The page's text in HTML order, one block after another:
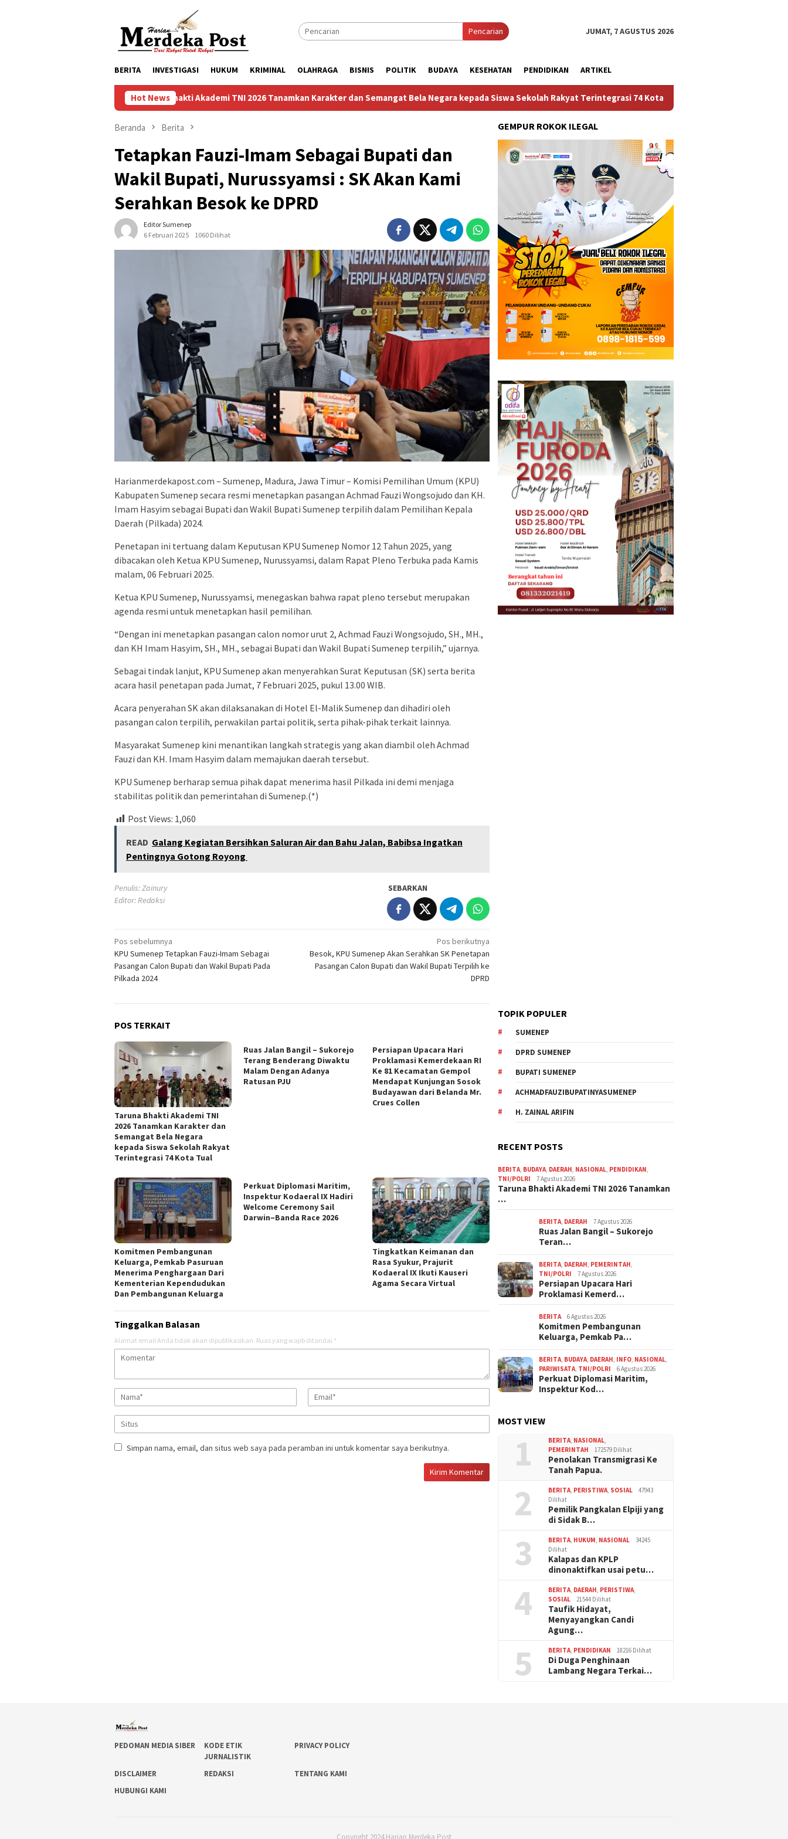
Pencarian JUMAT, 7 AGUSTUS 2026
BERITA INVESTIGASI HUKUM KRIMINAL OLAHRAGA BISNIS POLITIK BUDAYA KESEHATAN PENDIDIKAN ARTIKEL
Hot News
Taruna Bhakti Akademi TNI 2026 Tanamkan Karakter dan Semangat Bela Negara kepada Siswa Sekolah Rakyat Terintegrasi 74 Kota Tual Ruas Jalan Bangil – Sukorejo
Beranda Berita
Tetapkan Fauzi-Imam Sebagai Bupati dan
Wakil Bupati, Nurussyamsi : SK Akan Kami
Serahkan Besok ke DPRD
Editor Sumenep
6 Februari 2025
1060 Dilihat
Harianmerdekapost.com – Sumenep, Madura, Jawa Timur – Komisi Pemilihan Umum (KPU)
Kabupaten Sumenep secara resmi menetapkan pasangan Achmad Fauzi Wongsojudo dan KH.
Imam Hasyim sebagai Bupati dan Wakil Bupati Sumenep terpilih dalam Pemilihan Kepala
Daerah (Pilkada) 2024.
Penetapan ini tertuang dalam Keputusan KPU Sumenep Nomor 12 Tahun 2025, yang
dibacakan oleh Ketua KPU Sumenep, Nurussyamsi, dalam Rapat Pleno Terbuka pada Kamis
malam, 06 Februari 2025.
Ketua KPU Sumenep, Nurussyamsi, menegaskan bahwa rapat pleno tersebut merupakan
agenda resmi untuk menetapkan hasil pemilihan.
“Dengan ini menetapkan pasangan calon nomor urut 2, Achmad Fauzi Wongsojudo, SH., MH.,
dan KH Imam Hasyim, SH., MH., sebagai Bupati dan Wakil Bupati Sumenep terpilih,” ujarnya.
Sebagai tindak lanjut, KPU Sumenep akan menyerahkan Surat Keputusan (SK) serta berita
acara hasil penetapan pada Jumat, 7 Februari 2025, pukul 13.00 WIB.
Acara penyerahan SK akan dilaksanakan di Hotel El-Malik Sumenep dan dihadiri oleh
pasangan calon terpilih, perwakilan partai politik, serta pihak-pihak terkait lainnya.
Masyarakat Sumenep kini menantikan langkah strategis yang akan diambil oleh Achmad
Fauzi dan KH. Imam Hasyim dalam memajukan daerah tersebut.
KPU Sumenep berharap semua pihak dapat menerima hasil Pilkada ini demi menjaga
stabilitas politik dan pemerintahan di Sumenep.(*)
Post Views: 1,060
READ Galang Kegiatan Bersihkan Saluran Air dan Bahu Jalan, Babibsa Ingatkan
Pentingnya Gotong Royong
Penulis: Zainury
Editor: Redaksi
SEBARKAN
Navigasi
pos
Pos sebelumnya
KPU Sumenep Tetapkan Fauzi-Imam Sebagai
Pasangan Calon Bupati dan Wakil Bupati Pada
Pilkada 2024
Pos berikutnya
Besok, KPU Sumenep Akan Serahkan SK Penetapan
Pasangan Calon Bupati dan Wakil Bupati Terpilih ke
DPRD
POS TERKAIT
Taruna Bhakti Akademi TNI
2026 Tanamkan Karakter dan
Semangat Bela Negara
kepada Siswa Sekolah Rakyat
Terintegrasi 74 Kota Tual
Ruas Jalan Bangil – Sukorejo
Terang Benderang Diwaktu
Malam Dengan Adanya
Ratusan PJU
Persiapan Upacara Hari
Proklamasi Kemerdekaan RI
Ke 81 Kecamatan Gempol
Mendapat Kunjungan Sosok
Budayawan dari Belanda Mr.
Crues Collen
Komitmen Pembangunan
Keluarga, Pemkab Pasuruan
Menerima Penghargaan Dari
Kementerian Kependudukan
Dan Pembangunan Keluarga
Perkuat Diplomasi Maritim,
Inspektur Kodaeral IX Hadiri
Welcome Ceremony Sail
Darwin–Banda Race 2026
Tingkatkan Keimanan dan
Rasa Syukur, Prajurit
Kodaeral IX Ikuti Kauseri
Agama Secara Virtual
Tinggalkan Balasan
Alamat email Anda tidak akan dipublikasikan. Ruas yang wajib ditandai *
Simpan nama, email, dan situs web saya pada peramban ini untuk komentar saya berikutnya.
GEMPUR ROKOK ILEGAL
TOPIK POPULER
SUMENEP
DPRD SUMENEP
BUPATI SUMENEP
ACHMADFAUZIBUPATINYASUMENEP
H. ZAINAL ARIFIN
RECENT POSTS
BERITA, BUDAYA, DAERAH, NASIONAL, PENDIDIKAN,
TNI/POLRI
7 Agustus 2026
Taruna Bhakti Akademi TNI 2026 Tanamkan
…
BERITA, DAERAH 7 Agustus 2026
Ruas Jalan Bangil – Sukorejo
Teran…
BERITA, DAERAH, PEMERINTAH,
TNI/POLRI
7 Agustus 2026
Persiapan Upacara Hari
Proklamasi Kemerd…
BERITA 6 Agustus 2026
Komitmen Pembangunan
Keluarga, Pemkab Pa…
BERITA, BUDAYA, DAERAH, INFO, NASIONAL,
PARIWISATA, TNI/POLRI 6 Agustus 2026
Perkuat Diplomasi Maritim,
Inspektur Kod…
MOST VIEW
1 BERITA, NASIONAL,
PEMERINTAH
172579 Dilihat
Penolakan Transmigrasi Ke
Tanah Papua.
2 BERITA, PERISTIWA, SOSIAL
47943
Dilihat
Pemilik Pangkalan Elpiji yang
di Sidak B…
3 BERITA, HUKUM, NASIONAL
34245
Dilihat
Kalapas dan KPLP
dinonaktifkan usai petu…
4 BERITA, DAERAH, PERISTIWA,
SOSIAL
21544 Dilihat
Taufik Hidayat,
Menyayangkan Candi
Agung…
5 BERITA, PENDIDIKAN 18216 Dilihat
Di Duga Penghinaan
Lambang Negara Terkai…
PEDOMAN MEDIA SIBER
KODE ETIK
JURNALISTIK
PRIVACY POLICY
DISCLAIMER REDAKSI
TENTANG KAMI
HUBUNGI KAMI